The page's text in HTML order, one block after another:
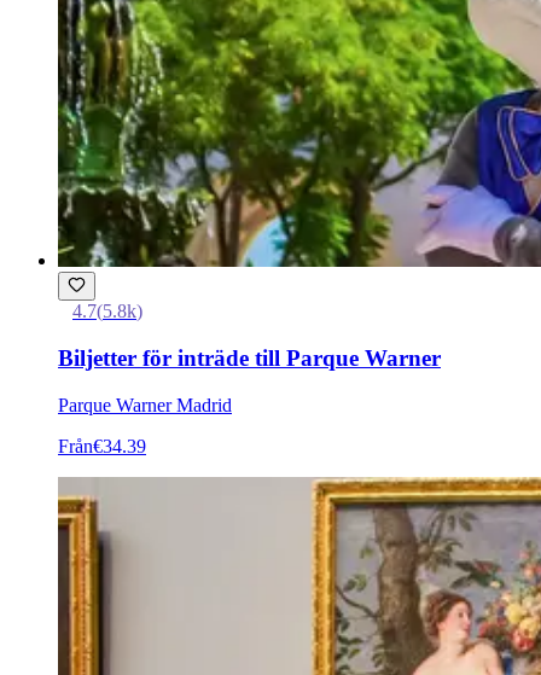
4.7(5.8k)
Biljetter för inträde till Parque Warner
Parque Warner Madrid
Från€34.39